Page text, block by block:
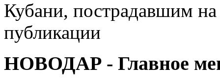
Кубани, пострадавшим
публикации
НОВОДАР - Главное